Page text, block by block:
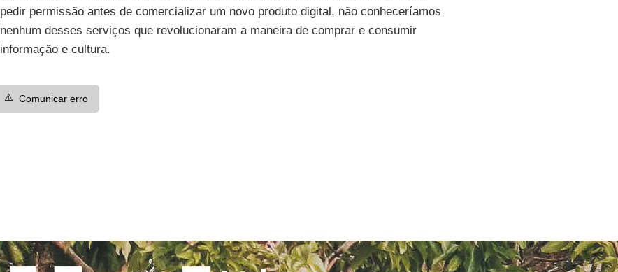
pedir permissão antes de comercializar um novo produto digital, não conheceríamos
nenhum desses serviços que revolucionaram a maneira de comprar e consumir
informação e cultura.
⚠️ Comunicar erro